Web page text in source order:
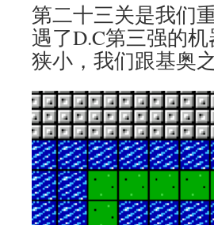
第二十三关是我们
遇了D.C第三强的
狭小，我们跟基奥